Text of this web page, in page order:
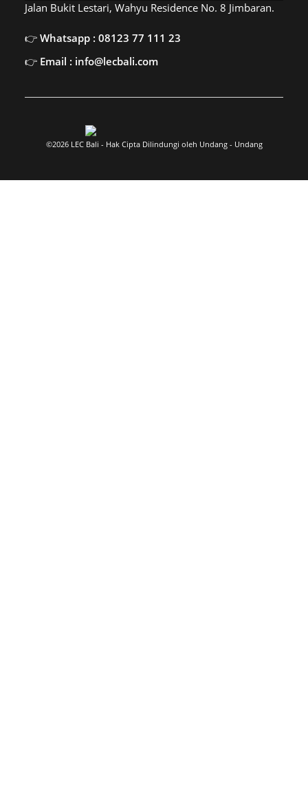
Jalan Bukit Lestari, Wahyu Residence No. 8 Jimbaran.
Whatsapp : 08123 77 111 23
Email : info@lecbali.com
©2026 LEC Bali - Hak Cipta Dilindungi oleh Undang - Undang